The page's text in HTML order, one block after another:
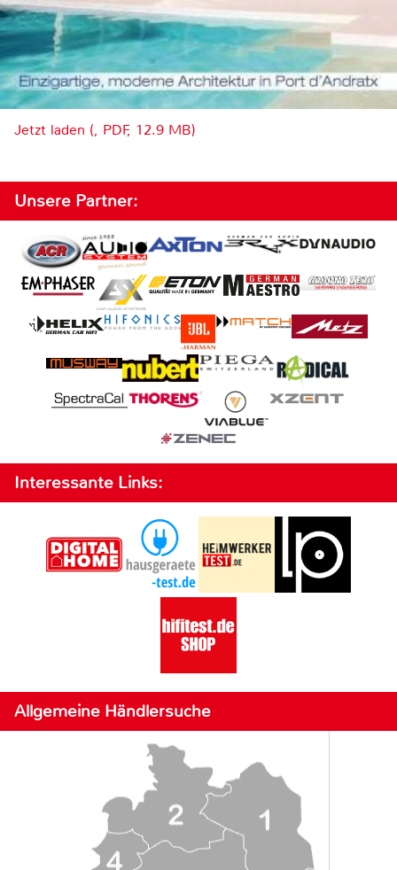
Jetzt laden (, PDF, 12.9 MB)
Unsere Partner:
Interessante Links:
Allgemeine Händlersuche